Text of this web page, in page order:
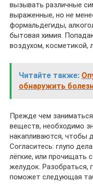
вызывать различные
выраженные, но не
формальдегиды,
бытовая химия.
воздухом, косметикой,
Читайте также:
обнаружить
Прежде чем
веществ, необходимо
накапливаются, чтобы
Согласитесь: глупо
лёгкие, или прочищать
желудок. Разобраться,
поможет следующая